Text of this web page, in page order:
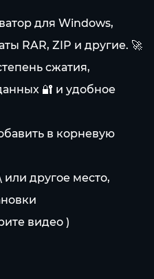
для Windows,
RAR, ZIP и другие. 🚀
сжатия,
🔐 и удобное
в корневую
другое место,
видео )